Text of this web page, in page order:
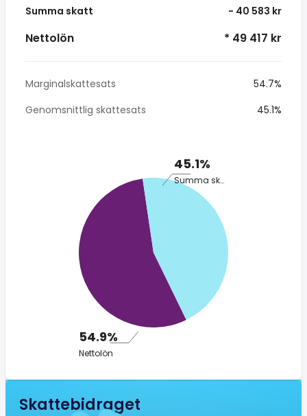
Summa skatt - 40 583 kr
Nettolön * 49 417 kr
Marginalskattesats
54.7%
Genomsnittlig skattesats
45.1%
45.1%
Summa skatt
54.9%
Nettolön
Skattebidraget